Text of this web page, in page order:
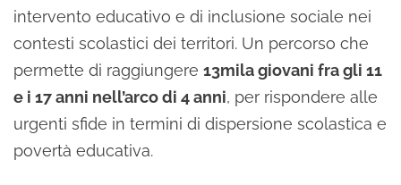
intervento educativo e di inclusione sociale nei
contesti scolastici dei territori. Un percorso che
permette di raggiungere 13mila giovani fra gli 11
e i 17 anni nell’arco di 4 anni, per rispondere alle
urgenti sfide in termini di dispersione scolastica e
povertà educativa.